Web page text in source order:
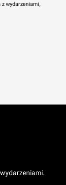
wydarzeniami,